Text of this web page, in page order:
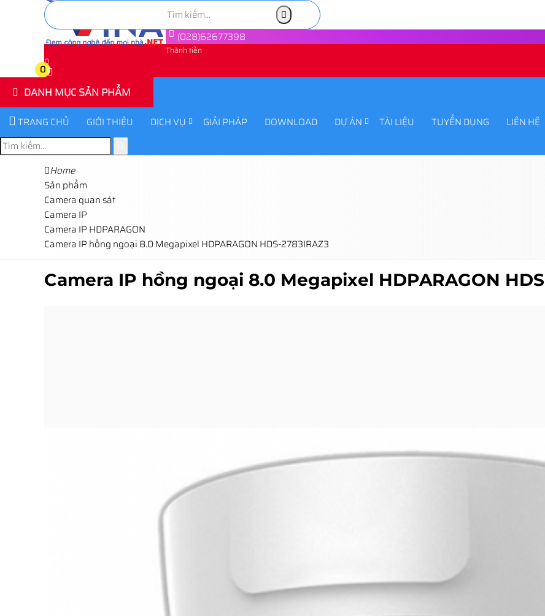
(028)62677398
Thành tiền
0
0
DANH MỤC SẢN PHẨM
TRANG CHỦ GIỚI THIỆU DỊCH VỤ GIẢI PHÁP DOWNLOAD DỰ ÁN TÀI LIỆU TUYỂN DỤNG LIÊN HỆ
Home
Sản phẩm
Camera quan sát
Camera IP
Camera IP HDPARAGON
Camera IP hồng ngoại 8.0 Megapixel HDPARAGON HDS-2783IRAZ3
Camera IP hồng ngoại 8.0 Megapixel HDPARAGON